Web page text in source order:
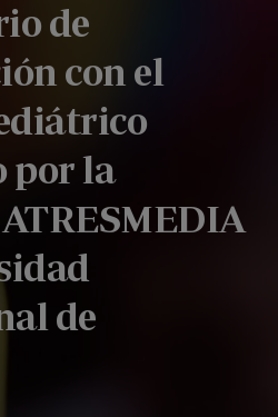
de
con el
por la
de